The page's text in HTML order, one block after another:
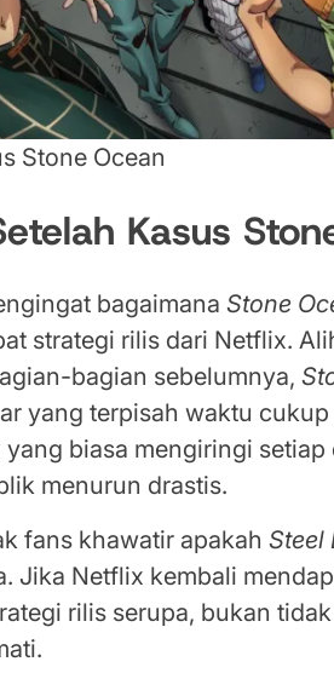
Stone Ocean
Kasus
bagaimanaStone
strategi rilis dari Netflix.
bagian sebelumnya,
yang terpisah waktu cukup
biasa mengiringi
menurun drastis.
fans khawatir apakahSteel
Jika Netflix kembali
rilis serupa, bukan